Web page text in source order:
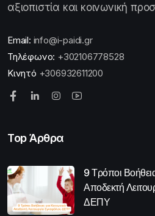
αξιοπιστία και κοινωνική
Email: info@i-paidi.gr
Τηλέφωνο: +302106778528
Κινητό +306932611200
Top Άρθρα
9 Τρόποι
Αποδεκτή
ΔΕΠΥ